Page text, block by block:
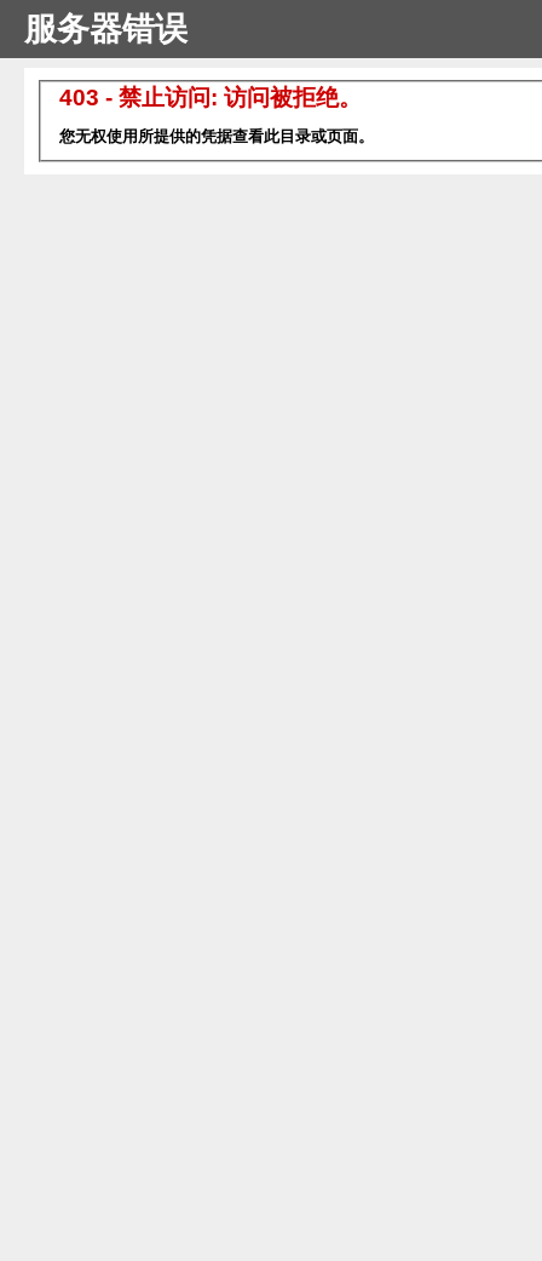
服务器错误
403 - 禁止访问: 访问被拒绝。
您无权使用所提供的凭据查看此目录或页面。